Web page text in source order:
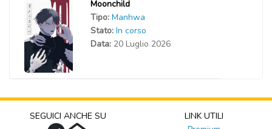
Moonchild
Tipo: Manhwa
Stato: In corso
Data: 20 Luglio 2026
SEGUICI ANCHE SU
LINK UTILI